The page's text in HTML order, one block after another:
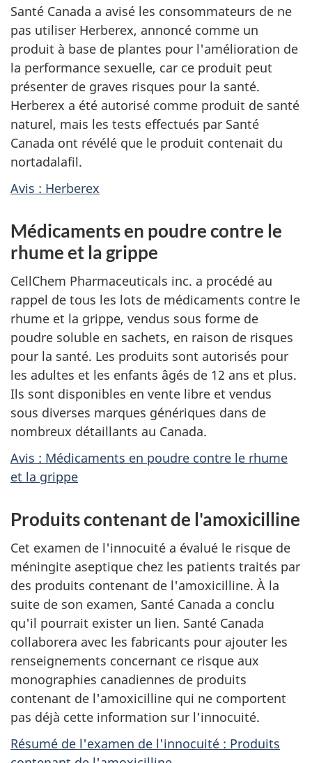
Santé Canada a avisé les consommateurs de ne
pas utiliser Herberex, annoncé comme un
produit à base de plantes pour l'amélioration de
la performance sexuelle, car ce produit peut
présenter de graves risques pour la santé.
Herberex a été autorisé comme produit de santé
naturel, mais les tests effectués par Santé
Canada ont révélé que le produit contenait du
nortadalafil.
Avis : Herberex
Médicaments en poudre contre le
rhume et la grippe
CellChem Pharmaceuticals inc. a procédé au
rappel de tous les lots de médicaments contre le
rhume et la grippe, vendus sous forme de
poudre soluble en sachets, en raison de risques
pour la santé. Les produits sont autorisés pour
les adultes et les enfants âgés de 12 ans et plus.
Ils sont disponibles en vente libre et vendus
sous diverses marques génériques dans de
nombreux détaillants au Canada.
Avis : Médicaments en poudre contre le rhume
et la grippe
Produits contenant de l'amoxicilline
Cet examen de l'innocuité a évalué le risque de
méningite aseptique chez les patients traités par
des produits contenant de l'amoxicilline. À la
suite de son examen, Santé Canada a conclu
qu'il pourrait exister un lien. Santé Canada
collaborera avec les fabricants pour ajouter les
renseignements concernant ce risque aux
monographies canadiennes de produits
contenant de l'amoxicilline qui ne comportent
pas déjà cette information sur l'innocuité.
Résumé de l'examen de l'innocuité : Produits